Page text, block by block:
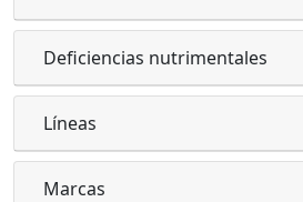
Deficiencias nutrimentales
Líneas
Marcas